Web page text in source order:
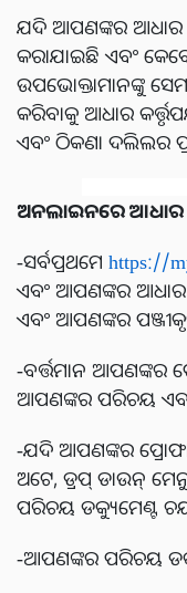
ଯଦି ଆପଣଙ୍କର ଆଧାର
କରାଯାଇଛି ଏବଂ
ଉପଭୋକ୍ତାମାନଙ୍କୁ
କରିବାକୁ ଆଧାର
ଏବଂ ଠିକଣା ଦଲିଲର
ଅନଲାଇନରେ
-ସର୍ବପ୍ରଥମେ https://
ଏବଂ ଆପଣଙ୍କର
ଏବଂ ଆପଣଙ୍କର
-ବର୍ତ୍ତମାନ ଆପଣଙ୍କର
ଆପଣଙ୍କର ପରିଚୟ
-ଯଦି ଆପଣଙ୍କର
ଅଟେ, ଡ୍ରପ୍ ଡାଉନ୍
ପରିଚୟ ଡକ୍ୟୁମେଣ୍ଟ
-ଆପଣଙ୍କର ପରିଚୟ